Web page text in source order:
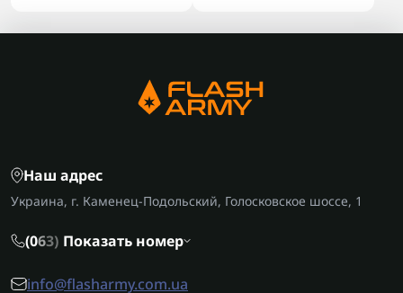
Наш адрес
Украина, г. Каменец-Подольский, Голосковское шоссе, 1
(063) Показать номер
info@flasharmy.com.ua